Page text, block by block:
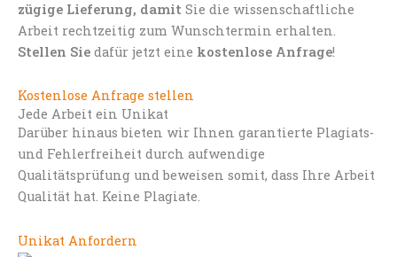
zügige Lieferung, damit Sie die wissenschaftliche
Arbeit rechtzeitig zum Wunschtermin erhalten.
Stellen Sie dafür jetzt eine kostenlose Anfrage!
Kostenlose Anfrage stellen
Jede Arbeit ein Unikat
Darüber hinaus bieten wir Ihnen garantierte Plagiats-
und Fehlerfreiheit durch aufwendige
Qualitätsprüfung und beweisen somit, dass Ihre Arbeit
Qualität hat. Keine Plagiate.
Unikat Anfordern